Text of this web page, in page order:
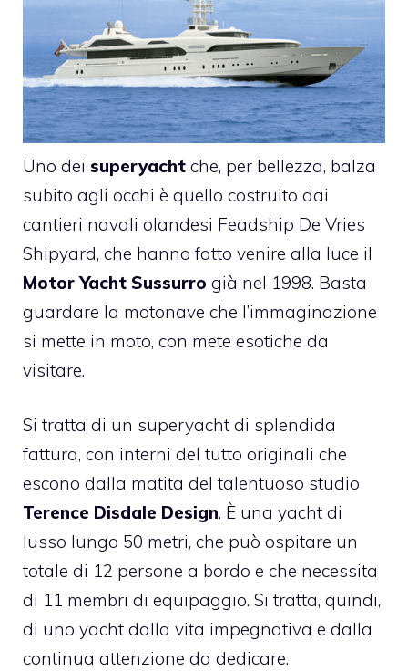
Uno dei superyacht che, per bellezza, balza
subito agli occhi è quello costruito dai
cantieri navali olandesi Feadship De Vries
Shipyard, che hanno fatto venire alla luce il
Motor Yacht Sussurro già nel 1998. Basta
guardare la motonave che l’immaginazione
si mette in moto, con mete esotiche da
visitare.
Si tratta di un superyacht di splendida
fattura, con interni del tutto originali che
escono dalla matita del talentuoso studio
Terence Disdale Design. È una yacht di
lusso lungo 50 metri, che può ospitare un
totale di 12 persone a bordo e che necessita
di 11 membri di equipaggio. Si tratta, quindi,
di uno yacht dalla vita impegnativa e dalla
continua attenzione da dedicare.